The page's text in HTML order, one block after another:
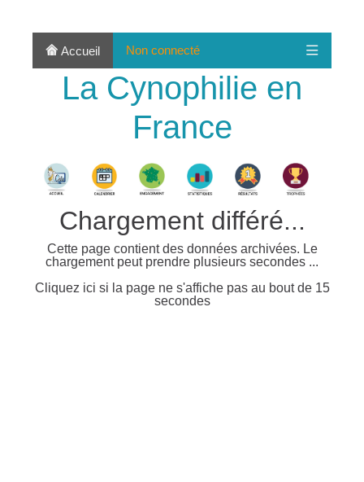
Accueil Non connecté
La Cynophilie en
France
Chargement différé...
Cette page contient des données archivées. Le
chargement peut prendre plusieurs secondes ...
Cliquez ici si la page ne s'affiche pas au bout de 15
secondes